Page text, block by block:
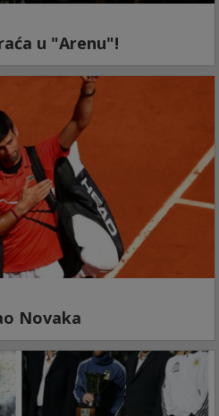
u "Arenu"!
Novaka